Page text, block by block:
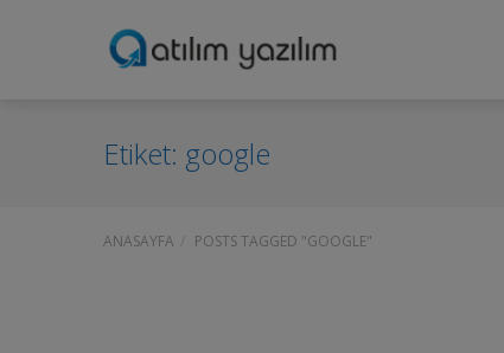
Etiket: google
ANASAYFA POSTS TAGGED "GOOGLE"